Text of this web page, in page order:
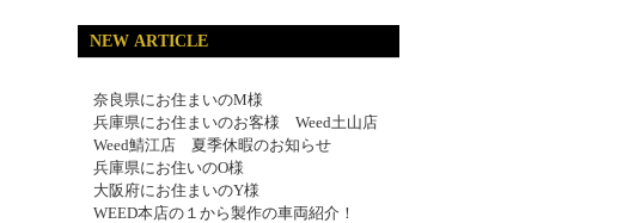
NEW ARTICLE
奈良県にお住まいのM様
兵庫県にお住まいのお客様 Weed土山店
Weed鯖江店 夏季休暇のお知らせ
兵庫県にお住いのO様
大阪府にお住まいのY様
WEED本店の１から製作の車両紹介！